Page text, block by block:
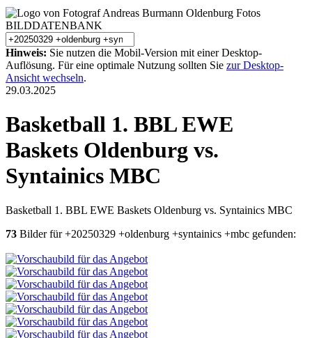
Hinweis: Sie nutzen die Mobil-Version mit einer Desktop-
Auflösung. Für eine optimale Nutzung sollten Sie zur Desktop-
Ansicht wechseln.
29.03.2025
Basketball 1. BBL EWE
Baskets Oldenburg vs.
Syntainics MBC
Basketball 1. BBL EWE Baskets Oldenburg vs. Syntainics MBC
73 Bilder für +20250329 +oldenburg +syntainics +mbc gefunden: